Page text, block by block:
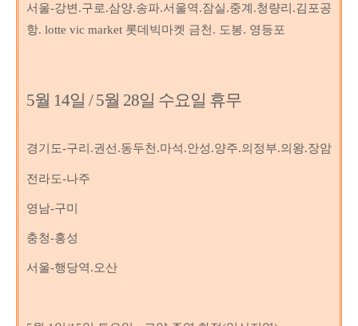
서울-강변.구로.삼양.송파.서울역.잠실.중계.청량리.김포공
항. lotte vic market 롯데빅마켓 금천. 도봉. 영등포
5월 14일 / 5월 28일 수요일 휴무
경기도-구리.권선.동두천.마석.안성.양주.의정부.의왕.장암
전라도-나주
영남-구미
충청-홍성
서울-행당역.오산